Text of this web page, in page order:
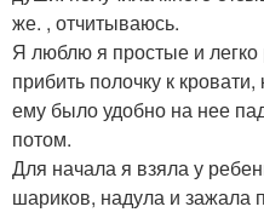
же. , отчитываюсь.
Я люблю я простые и
прибить полочку к
ему было удобно на нее
потом.
Для начала я взяла у
шариков, надула и зажала